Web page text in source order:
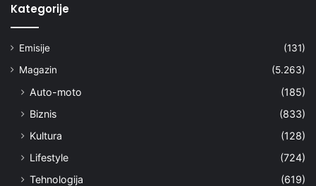
Kategorije
Emisije
(131)
Magazin
(5.263)
Auto-moto
(185)
Biznis
(833)
Kultura
(128)
Lifestyle
(724)
Tehnologija
(619)